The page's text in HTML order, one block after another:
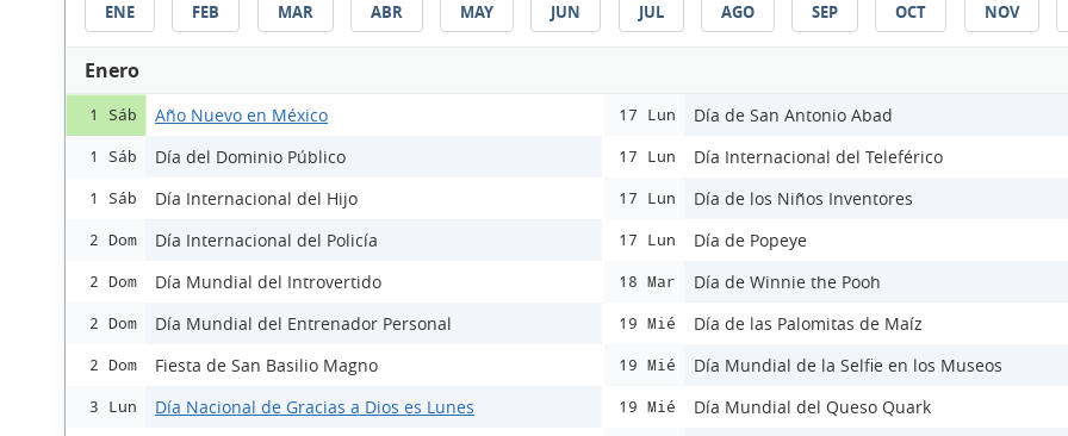
ENE FEB MAR ABR MAY JUN JUL AGO SEP OCT NOV
Enero
1 Sáb Año Nuevo en México
1 Sáb Día del Dominio Público
1 Sáb Día Internacional del Hijo
2 Dom Día Internacional del Policía
2 Dom Día Mundial del Introvertido
2 Dom Día Mundial del Entrenador Personal
2 Dom Fiesta de San Basilio Magno
3 Lun Día Nacional de Gracias a Dios es Lunes
17 Lun Día de San Antonio Abad
17 Lun Día Internacional del Teleférico
17 Lun Día de los Niños Inventores
17 Lun Día de Popeye
18 Mar Día de Winnie the Pooh
19 Mié Día de las Palomitas de Maíz
19 Mié Día Mundial de la Selfie en los Museos
19 Mié Día Mundial del Queso Quark